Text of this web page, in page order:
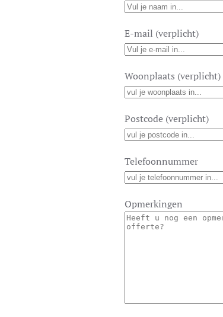
E-mail (verplicht)
Woonplaats (verplicht)
Postcode (verplicht)
Telefoonnummer
Opmerkingen